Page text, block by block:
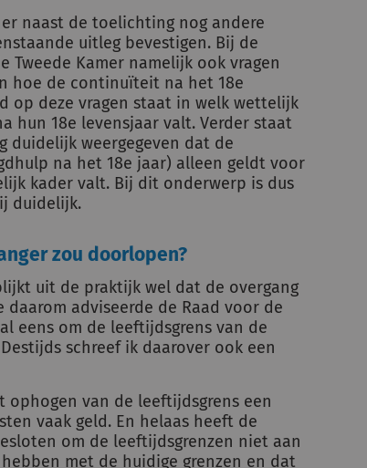
naast de toelichting nog andere
uitleg bevestigen. Bij de
Tweede Kamer namelijk ook vragen
hoe de continuïteit na het 18e
op deze vragen staat in welk wettelijk
hun 18e levensjaar valt. Verder staat
duidelijk weergegeven dat de
na het 18e jaar) alleen geldt voor
kader valt. Bij dit onderwerp is dus
duidelijk.
zou doorlopen?
uit de praktijk wel dat de overgang
adviseerde de Raad voor de
eens om de leeftijdsgrens van de
schreef ik daarover ook een
van de leeftijdsgrens een
vaak geld. En helaas heeft de
om de leeftijdsgrenzen niet aan
met de huidige grenzen en dat